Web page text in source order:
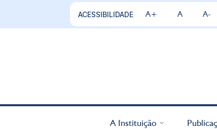
ACESSIBILIDADE A+ A A-
A Instituição